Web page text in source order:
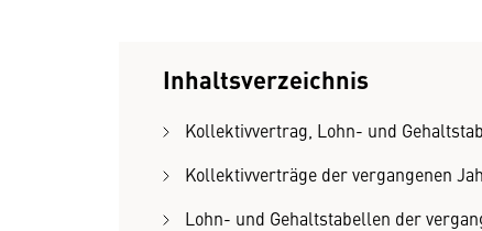
Inhaltsverzeichnis
Kollektivvertrag, Lohn- und
Kollektivverträge der vergangenen
Lohn- und Gehaltstabellen der